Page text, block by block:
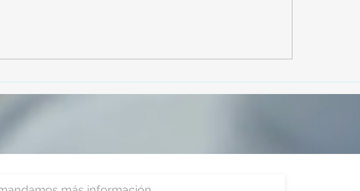
Zoom
organizada por Nefertari